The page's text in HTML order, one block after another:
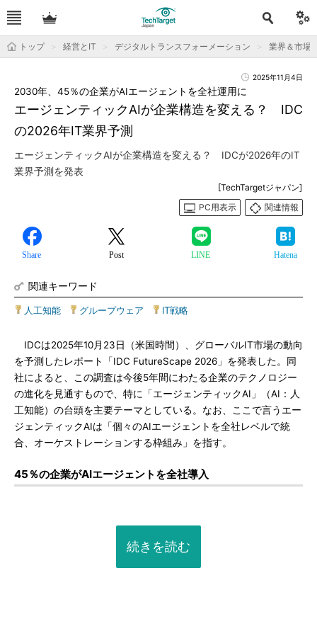
トップ 経営とIT デジタルトランスフォーメーション 業界＆市場
2025年11月4日
エージェンティックAIが企業構造を変える？ IDC
の2026年IT業界予測
2030年、45％の企業がAIエージェントを全社運用に
エージェンティックAIが企業構造を変える？ IDCが2026年のIT
業界予測を発表
[TechTargetジャパン]
PC用表示
関連情報
Share Post LINE Hatena
関連キーワード
人工知能 グループウェア IT戦略
IDCは2025年10月23日（米国時間）、グローバルIT市場の動向
を予測したレポート「IDC FutureScape 2026」を発表した。同
社によると、この調査は今後5年間にわたる企業のテクノロジー
の進化を見通すもので、特に「エージェンティックAI」（AI：人
工知能）の台頭を主要テーマとしている。なお、ここで言うエー
ジェンティックAIは「個々のAIエージェントを全社レベルで統
合、オーケストレーションする枠組み」を指す。
45％の企業がAIエージェントを全社導入
続きを読む